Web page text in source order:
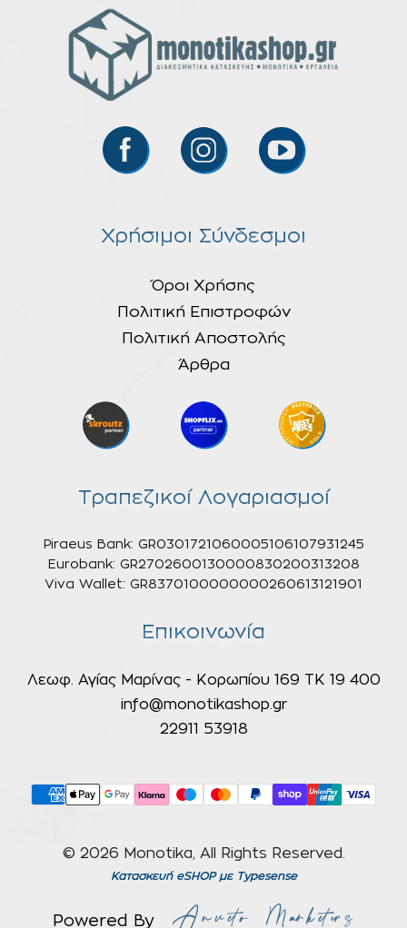
Χρήσιμοι Σύνδεσμοι
Όροι Χρήσης
Πολιτική Επιστροφών
Πολιτική Αποστολής
Άρθρα
Τραπεζικοί Λογαριασμοί
Piraeus Bank: GR0301721060005106107931245
Eurobank: GR2702600130000830200313208
Viva Wallet: GR8370100000000260613121901
Επικοινωνία
Λεωφ. Αγίας Μαρίνας - Κορωπίου 169 ΤΚ 19 400
info@monotikashop.gr
22911 53918
© 2026 Monotika, All Rights Reserved.
Κατασκευή eSHOPμε Typesense
Powered By